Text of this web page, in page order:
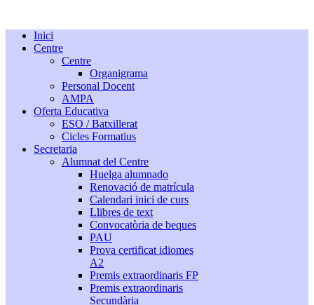
Inici
Centre
Centre
Organigrama
Personal Docent
AMPA
Oferta Educativa
ESO / Batxillerat
Cicles Formatius
Secretaria
Alumnat del Centre
Huelga alumnado
Renovació de matrícula
Calendari inici de curs
Llibres de text
Convocatòria de beques
PAU
Prova certificat idiomes
A2
Premis extraordinaris FP
Premis extraordinaris
Secundària